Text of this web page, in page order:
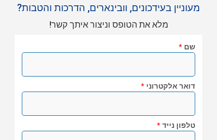
מעוניין בעידכונים, וובינארים, הדרכות והטבות?
מלא את הטופס וניצור איתך קשר!
שם *
דואר אלקטרוני *
טלפון נייד *